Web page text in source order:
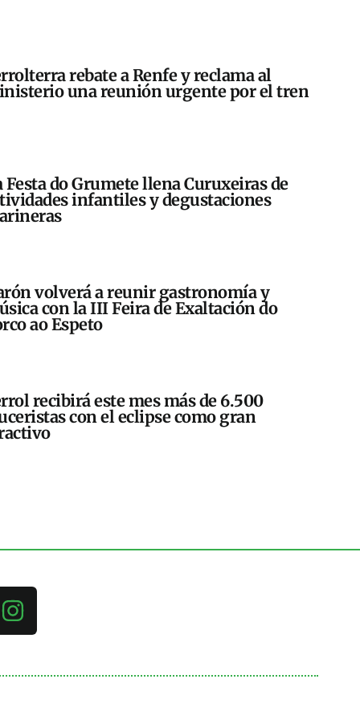
rebate a Renfe y reclama al
una reunión urgente por el tren
Festa do Grumete llena Curuxeiras de
infantiles y degustaciones
volverá a reunir gastronomía y
con la III Feira de Exaltación do
ao Espeto
recibirá este mes más de 6.500
con el eclipse como gran